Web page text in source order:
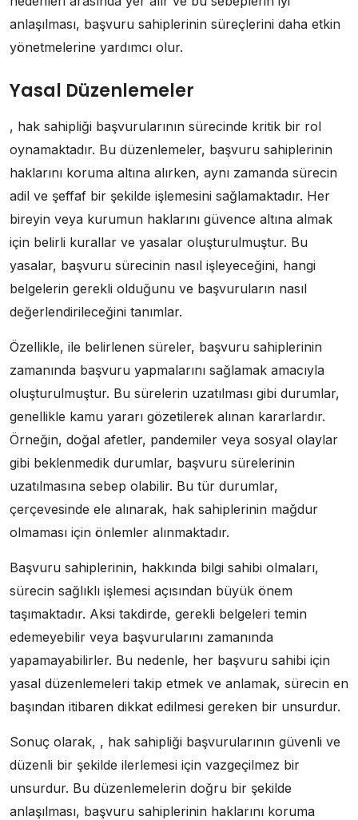
anlaşılması, başvuru sahiplerinin süreçlerini daha etkin
yönetmelerine yardımcı olur.
Yasal Düzenlemeler
, hak sahipliği başvurularının sürecinde kritik bir rol
oynamaktadır. Bu düzenlemeler, başvuru sahiplerinin
haklarını koruma altına alırken, aynı zamanda sürecin
adil ve şeffaf bir şekilde işlemesini sağlamaktadır. Her
bireyin veya kurumun haklarını güvence altına almak
için belirli kurallar ve yasalar oluşturulmuştur. Bu
yasalar, başvuru sürecinin nasıl işleyeceğini, hangi
belgelerin gerekli olduğunu ve başvuruların nasıl
değerlendirileceğini tanımlar.
Özellikle, ile belirlenen süreler, başvuru sahiplerinin
zamanında başvuru yapmalarını sağlamak amacıyla
oluşturulmuştur. Bu sürelerin uzatılması gibi durumlar,
genellikle kamu yararı gözetilerek alınan kararlardır.
Örneğin, doğal afetler, pandemiler veya sosyal olaylar
gibi beklenmedik durumlar, başvuru sürelerinin
uzatılmasına sebep olabilir. Bu tür durumlar,
çerçevesinde ele alınarak, hak sahiplerinin mağdur
olmaması için önlemler alınmaktadır.
Başvuru sahiplerinin, hakkında bilgi sahibi olmaları,
sürecin sağlıklı işlemesi açısından büyük önem
taşımaktadır. Aksi takdirde, gerekli belgeleri temin
edemeyebilir veya başvurularını zamanında
yapamayabilirler. Bu nedenle, her başvuru sahibi için
yasal düzenlemeleri takip etmek ve anlamak, sürecin en
başından itibaren dikkat edilmesi gereken bir unsurdur.
Sonuç olarak, , hak sahipliği başvurularının güvenli ve
düzenli bir şekilde ilerlemesi için vazgeçilmez bir
unsurdur. Bu düzenlemelerin doğru bir şekilde
anlaşılması, başvuru sahiplerinin haklarını koruma